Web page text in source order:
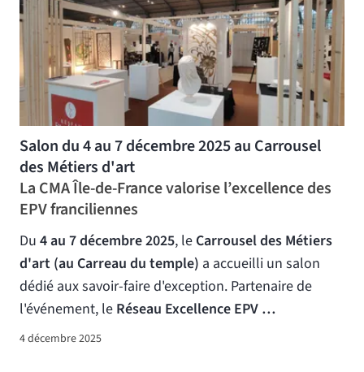
Salon du 4 au 7 décembre 2025 au Carrousel
des Métiers d'art
La CMA Île-de-France valorise l’excellence des
EPV franciliennes
Du 4 au 7 décembre 2025, le Carrousel des Métiers
d'art (au Carreau du temple) a accueilli un salon
dédié aux savoir-faire d'exception. Partenaire de
l'événement, le Réseau Excellence EPV …
4 décembre 2025